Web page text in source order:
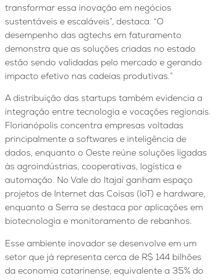
transformar essa inovação em negócios
sustentáveis e escaláveis”, destaca. “O
desempenho das agtechs em faturamento
demonstra que as soluções criadas no estado
estão sendo validadas pelo mercado e gerando
impacto efetivo nas cadeias produtivas.”
A distribuição das startups também evidencia a
integração entre tecnologia e vocações regionais.
Florianópolis concentra empresas voltadas
principalmente a softwares e inteligência de
dados, enquanto o Oeste reúne soluções ligadas
às agroindústrias, cooperativas, logística e
automação. No Vale do Itajaí ganham espaço
projetos de Internet das Coisas (IoT) e hardware,
enquanto a Serra se destaca por aplicações em
biotecnologia e monitoramento de rebanhos.
Esse ambiente inovador se desenvolve em um
setor que já representa cerca de R$ 144 bilhões
da economia catarinense, equivalente a 35% do